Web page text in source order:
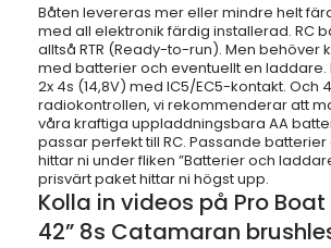
Båten levereras mer eller mindre helt
med all elektronik färdig installerad. RC
alltså RTR (Ready-to-run). Men behöver
med batterier och eventuellt en laddare.
2x 4s (14,8V) med IC5/EC5-kontakt. Och
radiokontrollen, vi rekommenderar att
våra kraftiga uppladdningsbara AA
passar perfekt till RC. Passande
hittar ni under fliken ”Batterier och
prisvärt paket hittar ni högst upp.
Kolla in videos på Pro
42” 8s Catamaran